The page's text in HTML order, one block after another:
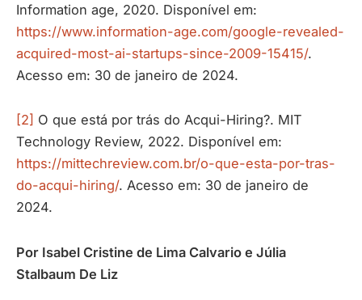
Information age, 2020. Disponível em:
https://www.information-age.com/google-revealed-
acquired-most-ai-startups-since-2009-15415/.
Acesso em: 30 de janeiro de 2024.
[2] O que está por trás do Acqui-Hiring?. MIT
Technology Review, 2022. Disponível em:
https://mittechreview.com.br/o-que-esta-por-tras-
do-acqui-hiring/. Acesso em: 30 de janeiro de
2024.
Por Isabel Cristine de Lima Calvario e Júlia
Stalbaum De Liz